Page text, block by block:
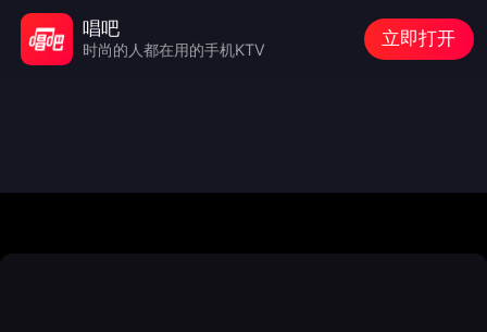
唱吧
时尚的人都在用的手机KTV
立即打开